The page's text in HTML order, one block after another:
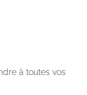
à toutes vos